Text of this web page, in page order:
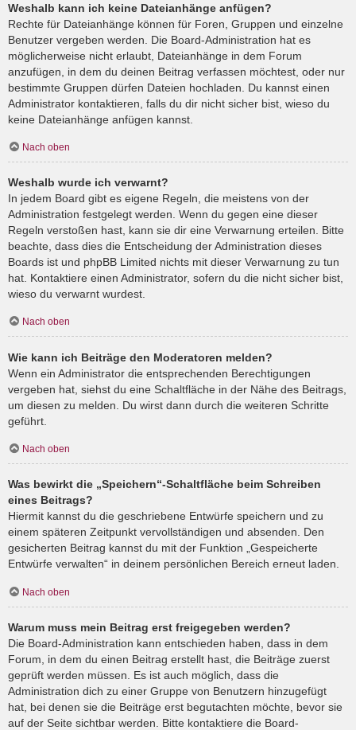
Weshalb kann ich keine Dateianhänge anfügen?
Rechte für Dateianhänge können für Foren, Gruppen und einzelne
Benutzer vergeben werden. Die Board-Administration hat es
möglicherweise nicht erlaubt, Dateianhänge in dem Forum
anzufügen, in dem du deinen Beitrag verfassen möchtest, oder nur
bestimmte Gruppen dürfen Dateien hochladen. Du kannst einen
Administrator kontaktieren, falls du dir nicht sicher bist, wieso du
keine Dateianhänge anfügen kannst.
Nach oben
Weshalb wurde ich verwarnt?
In jedem Board gibt es eigene Regeln, die meistens von der
Administration festgelegt werden. Wenn du gegen eine dieser
Regeln verstoßen hast, kann sie dir eine Verwarnung erteilen. Bitte
beachte, dass dies die Entscheidung der Administration dieses
Boards ist und phpBB Limited nichts mit dieser Verwarnung zu tun
hat. Kontaktiere einen Administrator, sofern du die nicht sicher bist,
wieso du verwarnt wurdest.
Nach oben
Wie kann ich Beiträge den Moderatoren melden?
Wenn ein Administrator die entsprechenden Berechtigungen
vergeben hat, siehst du eine Schaltfläche in der Nähe des Beitrags,
um diesen zu melden. Du wirst dann durch die weiteren Schritte
geführt.
Nach oben
Was bewirkt die „Speichern“-Schaltfläche beim Schreiben
eines Beitrags?
Hiermit kannst du die geschriebene Entwürfe speichern und zu
einem späteren Zeitpunkt vervollständigen und absenden. Den
gesicherten Beitrag kannst du mit der Funktion „Gespeicherte
Entwürfe verwalten“ in deinem persönlichen Bereich erneut laden.
Nach oben
Warum muss mein Beitrag erst freigegeben werden?
Die Board-Administration kann entschieden haben, dass in dem
Forum, in dem du einen Beitrag erstellt hast, die Beiträge zuerst
geprüft werden müssen. Es ist auch möglich, dass die
Administration dich zu einer Gruppe von Benutzern hinzugefügt
hat, bei denen sie die Beiträge erst begutachten möchte, bevor sie
auf der Seite sichtbar werden. Bitte kontaktiere die Board-